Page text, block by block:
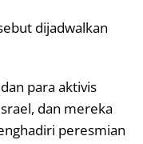
dijadwalkan
para aktivis
dan mereka
peresmian